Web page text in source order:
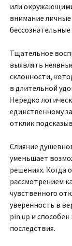
или
внимание
Тщательное
выявлять
склонности,
в длительной
Нередко
единственному
отклик
Слияние
уменьшает
решениях. Когда
рассмотрением
чувственного
уверенность в
pin up и
последствия.